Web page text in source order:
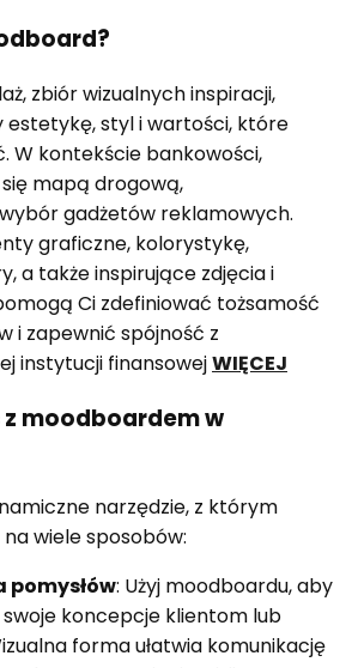
zbiór wizualnych inspiracji,
estetykę, styl i wartości, które
W kontekście bankowości,
mapą drogową,
gadżetów reklamowych.
graficzne, kolorystykę,
a także inspirujące zdjęcia i
Ci zdefiniować tożsamość
i zapewnić spójność z
instytucji finansowejWIĘCEJ
moodboardem w
narzędzie, z którym
wiele sposobów:
pomysłów: Użyj moodboardu, aby
koncepcje klientom lub
forma ułatwia komunikację